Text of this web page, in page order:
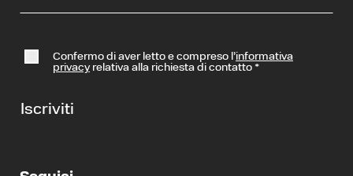
Confermo di aver letto e compreso l’informativa
privacyrelativa alla richiesta di contatto *
Iscriviti